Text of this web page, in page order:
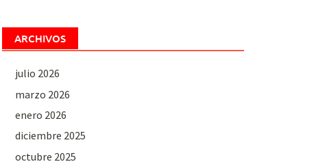
ARCHIVOS
julio 2026
marzo 2026
enero 2026
diciembre 2025
octubre 2025